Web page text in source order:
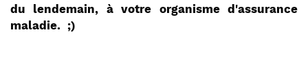
du lendemain, à votre organisme d'assurance
maladie. ;)